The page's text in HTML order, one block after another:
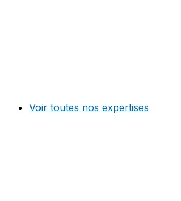
Voir toutes nos expertises